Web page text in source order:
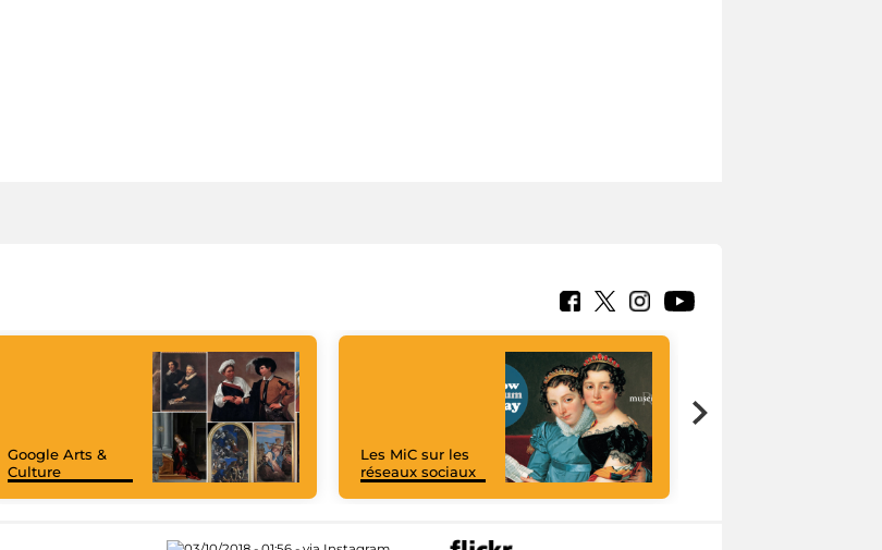
Google Arts &
Culture
Les MiC sur les
réseaux sociaux